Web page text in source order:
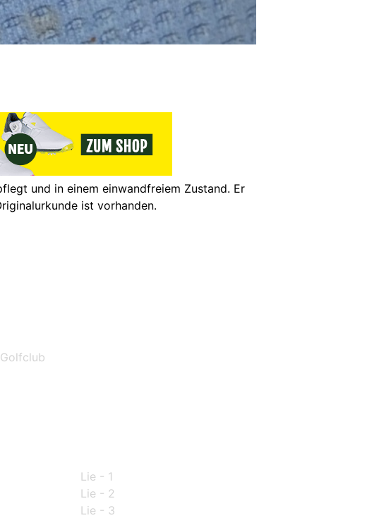
und in einem einwandfreiem Zustand. Er
ist vorhanden.
Lie - 1
Lie - 2
Lie - 3